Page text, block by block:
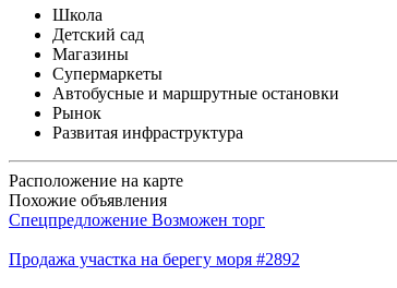
Школа
Детский сад
Магазины
Супермаркеты
Автобусные и маршрутные остановки
Рынок
Развитая инфраструктура
Расположение на карте
Похожие объявления
Спецпредложение Возможен торг
Продажа участка на берегу моря #2892